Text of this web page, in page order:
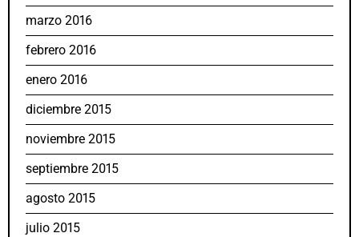
marzo 2016
febrero 2016
enero 2016
diciembre 2015
noviembre 2015
septiembre 2015
agosto 2015
julio 2015